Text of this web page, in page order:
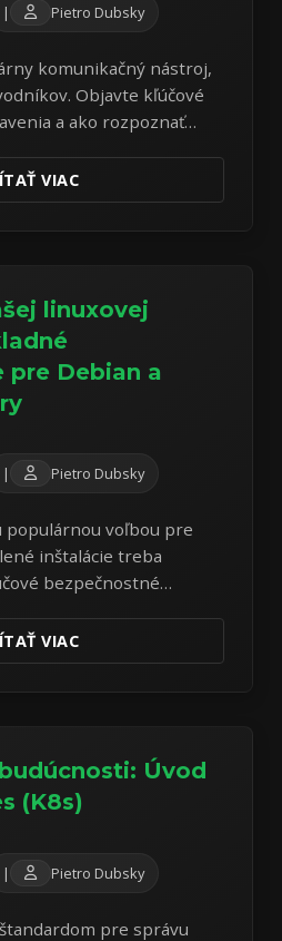
| Pietro Dubsky
komunikačný nástroj,
Objavte kľúčové
a ako rozpoznať
VIAC
linuxovej
pre Debian a
| Pietro Dubsky
populárnou voľbou pre
inštalácie treba
bezpečnostné
VIAC
Úvod
(K8s)
| Pietro Dubsky
pre správu